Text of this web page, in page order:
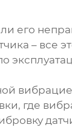
его
– все
где